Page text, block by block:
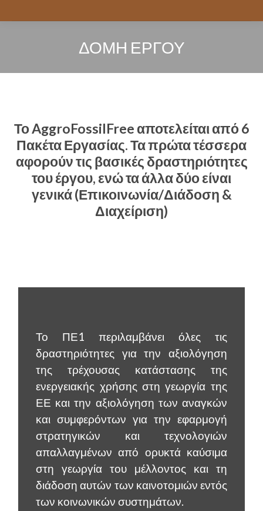
ΔΟΜΉ ΈΡΓΟΥ
Το AggroFossilFree αποτελείται από 6
Πακέτα Εργασίας. Τα πρώτα τέσσερα
αφορούν τις βασικές δραστηριότητες
του έργου, ενώ τα άλλα δύο είναι
γενικά (Επικοινωνία/Διάδοση &
Διαχείριση)
Το ΠΕ1 περιλαμβάνει όλες τις
δραστηριότητες για την αξιολόγηση
της τρέχουσας κατάστασης της
ενεργειακής χρήσης στη γεωργία της
ΕΕ και την αξιολόγηση των αναγκών
και συμφερόντων για την εφαρμογή
στρατηγικών και τεχνολογιών
απαλλαγμένων από ορυκτά καύσιμα
στη γεωργία του μέλλοντος και τη
διάδοση αυτών των καινοτομιών εντός
των κοινωνικών συστημάτων.